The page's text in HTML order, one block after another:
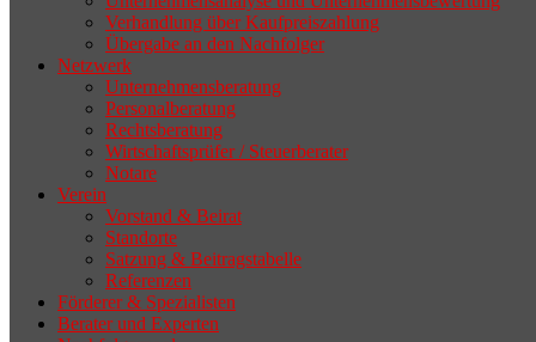
Verhandlung über Kaufpreiszahlung
Übergabe an den Nachfolger
Netzwerk
Unternehmensberatung
Personalberatung
Rechtsberatung
Wirtschaftsprüfer / Steuerberater
Notare
Verein
Vorstand & Beirat
Standorte
Satzung & Beitragstabelle
Referenzen
Förderer & Spezialisten
Berater und Experten